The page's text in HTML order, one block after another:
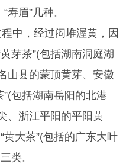
寿眉”几种。
，经过闷堆渥黄，因
芽茶”(包括湖南洞庭湖
山县的蒙顶黄芽、安徽
包括湖南岳阳的北港
、浙江平阳的平阳黄
大茶”(包括的广东大叶
类。